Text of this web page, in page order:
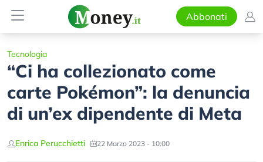
Abbonati
Tecnologia
“Ci ha collezionato come
carte Pokémon”: la denuncia
di un’ex dipendente di Meta
Enrica Perucchietti 22 Marzo 2023 - 10:00